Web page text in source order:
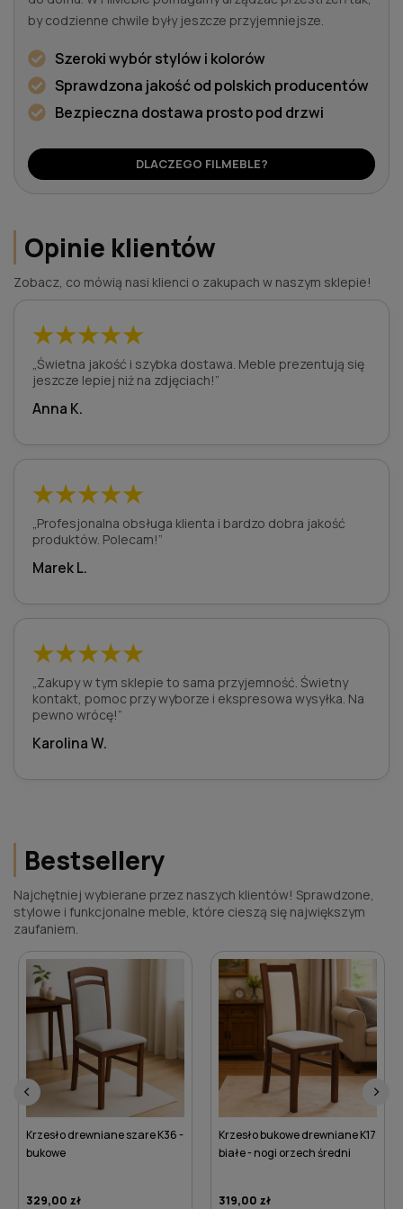
by codzienne chwile były jeszcze przyjemniejsze.
Szeroki wybór stylów i kolorów
Sprawdzona jakość od polskich producentów
Bezpieczna dostawa prosto pod drzwi
DLACZEGO FILMEBLE?
Opinie klientów
Zobacz, co mówią nasi klienci o zakupach w naszym sklepie!
★★★★★
„Świetna jakość i szybka dostawa. Meble prezentują się
jeszcze lepiej niż na zdjęciach!”
Anna K.
★★★★★
„Profesjonalna obsługa klienta i bardzo dobra jakość
produktów. Polecam!”
Marek L.
★★★★★
„Zakupy w tym sklepie to sama przyjemność. Świetny
kontakt, pomoc przy wyborze i ekspresowa wysyłka. Na
pewno wrócę!”
Karolina W.
Bestsellery
Najchętniej wybierane przez naszych klientów! Sprawdzone,
stylowe i funkcjonalne meble, które cieszą się największym
zaufaniem.
szare K36 -
Krzesło bukowe drewniane K17
białe - nogi orzech średni
Krzesło
K34 bukowe
‹ ›